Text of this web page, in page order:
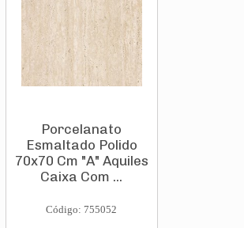
Porcelanato
Esmaltado Polido
70x70 Cm "A" Aquiles
Caixa Com ...
Código: 755052